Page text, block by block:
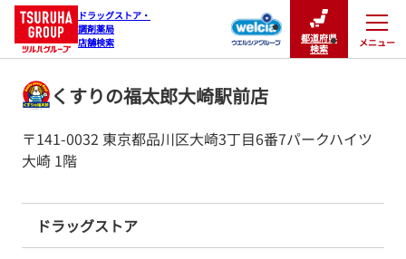
ドラッグストア・
調剤薬局
店舗検索
都道府県
検索
メニュー
閉じる
くすりの福太郎大崎駅前店
〒141-0032 東京都品川区大崎3丁目6番7パークハイツ
大崎 1階
ドラッグストア